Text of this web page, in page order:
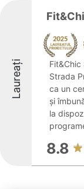
Laureați
Strada
ca un
și
la
8.8